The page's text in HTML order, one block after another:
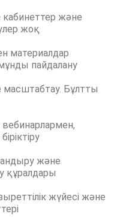
және
жоқ
материалдар
пайдалану
Бұлтты
вебинарлармен,
және
құралдары
жүйесі және